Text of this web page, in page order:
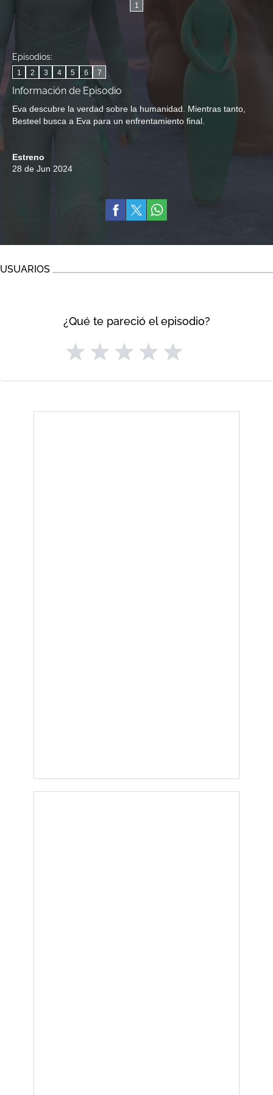
1
Episodios:
1 2 3 4 5 6 7
Información de Episodio
Eva descubre la verdad sobre la humanidad. Mientras tanto,
Besteel busca a Eva para un enfrentamiento final.
Estreno
28 de Jun 2024
USUARIOS
¿Qué te pareció el episodio?